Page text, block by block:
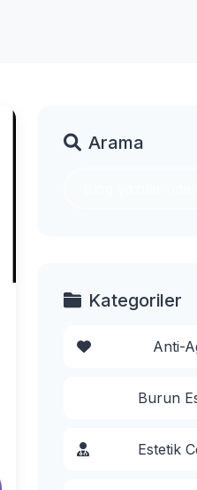
Arama
Kategoriler
Anti-
Burun
Estetik